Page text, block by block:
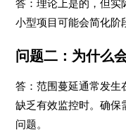
答：理论上是的，但实
小型项目可能会简化阶
问题二：为什么
答：范围蔓延通常发生
缺乏有效监控时。确保
问题。